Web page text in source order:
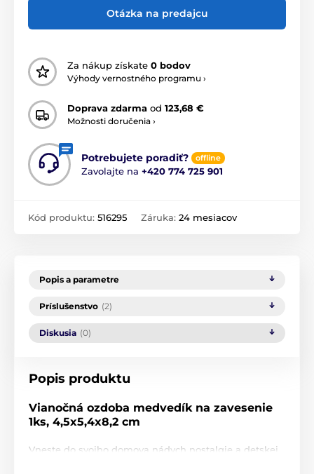
Otázka na predajcu
Za nákup získate 0 bodov
Výhody vernostného programu ›
Doprava zdarma od 123,68 €
Možnosti doručenia ›
Potrebujete poradiť? offline
Zavolajte na +420 774 725 901
Kód produktu: 516295 Záruka: 24 mesiacov
Popis a parametre
Príslušenstvo (2)
Diskusia (0)
Popis produktu
Vianočná ozdoba medvedík na zavesenie
1ks, 4,5x5,4x8,2 cm
Vneste do svojho domova nádych nostalgie a detskej